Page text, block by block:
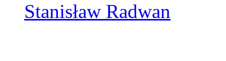
Stanisław Radwan